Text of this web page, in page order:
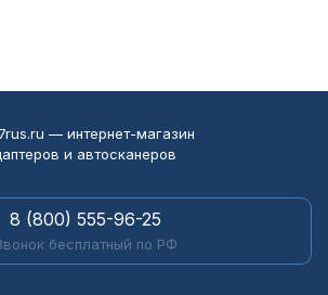
— интернет-магазин
и автосканеров
8 (800) 555-96-25
бесплатный по РФ